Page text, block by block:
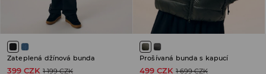
Zateplená džínová bunda
399 CZK 1 199 CZK
Prošívaná bunda s kapucí
499 CZK 1 699 CZK